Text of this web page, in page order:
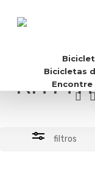
Bicicletas
Encontre
filtros